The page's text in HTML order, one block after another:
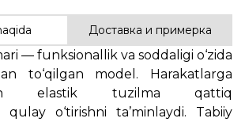
Доставка и примерка
— funksionallik va soddaligi o‘zida
to‘qilgan model. Harakatlarga
elastik tuzilma qattiq
qulay o‘tirishni ta’minlaydi. Tabiiy